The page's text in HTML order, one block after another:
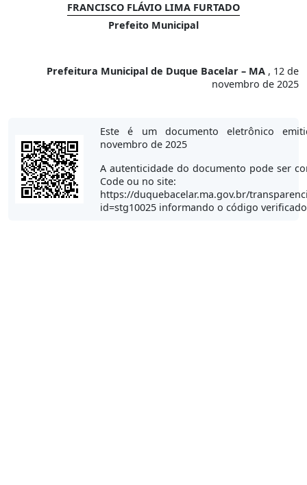
FRANCISCO FLÁVIO LIMA FURTADO
Prefeito Municipal
Prefeitura Municipal de Duque Bacelar – MA , 12 de
novembro de 2025
Este é um documento eletrônico
novembro de 2025
A autenticidade do documento pode ser
Code ou no site:
https://duquebacelar.ma.gov.br/
id=stg10025 informando o código